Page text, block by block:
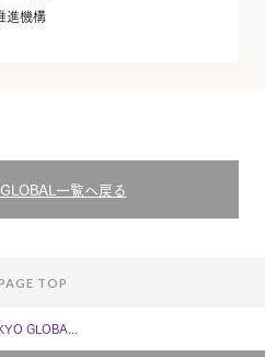
進機構
一覧へ戻る
TOP
GLOBA...